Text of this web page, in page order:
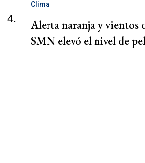
4.
Clima
Alerta naranja y vientos
SMN elevó el nivel de